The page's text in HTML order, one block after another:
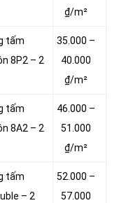
₫/m²
tấm
8P2 – 2
35.000 –
40.000
₫/m²
tấm
8A2 – 2
46.000 –
51.000
₫/m²
tấm
– 2
52.000 –
57.000